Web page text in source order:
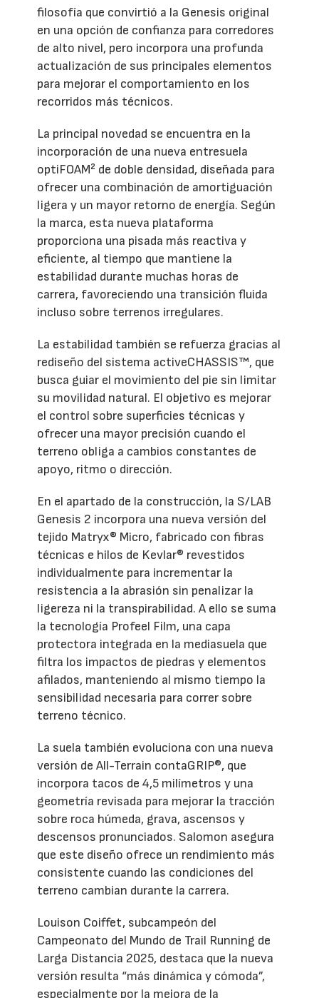
filosofía que convirtió a la Genesis original
en una opción de confianza para corredores
de alto nivel, pero incorpora una profunda
actualización de sus principales elementos
para mejorar el comportamiento en los
recorridos más técnicos.
La principal novedad se encuentra en la
incorporación de una nueva entresuela
optiFOAM² de doble densidad, diseñada para
ofrecer una combinación de amortiguación
ligera y un mayor retorno de energía. Según
la marca, esta nueva plataforma
proporciona una pisada más reactiva y
eficiente, al tiempo que mantiene la
estabilidad durante muchas horas de
carrera, favoreciendo una transición fluida
incluso sobre terrenos irregulares.
La estabilidad también se refuerza gracias al
rediseño del sistema activeCHASSIS™, que
busca guiar el movimiento del pie sin limitar
su movilidad natural. El objetivo es mejorar
el control sobre superficies técnicas y
ofrecer una mayor precisión cuando el
terreno obliga a cambios constantes de
apoyo, ritmo o dirección.
En el apartado de la construcción, la S/LAB
Genesis 2 incorpora una nueva versión del
tejido Matryx® Micro, fabricado con fibras
técnicas e hilos de Kevlar® revestidos
individualmente para incrementar la
resistencia a la abrasión sin penalizar la
ligereza ni la transpirabilidad. A ello se suma
la tecnología Profeel Film, una capa
protectora integrada en la mediasuela que
filtra los impactos de piedras y elementos
afilados, manteniendo al mismo tiempo la
sensibilidad necesaria para correr sobre
terreno técnico.
La suela también evoluciona con una nueva
versión de All-Terrain contaGRIP®, que
incorpora tacos de 4,5 milímetros y una
geometría revisada para mejorar la tracción
sobre roca húmeda, grava, ascensos y
descensos pronunciados. Salomon asegura
que este diseño ofrece un rendimiento más
consistente cuando las condiciones del
terreno cambian durante la carrera.
Louison Coiffet, subcampeón del
Campeonato del Mundo de Trail Running de
Larga Distancia 2025, destaca que la nueva
versión resulta “más dinámica y cómoda”,
especialmente por la mejora de la